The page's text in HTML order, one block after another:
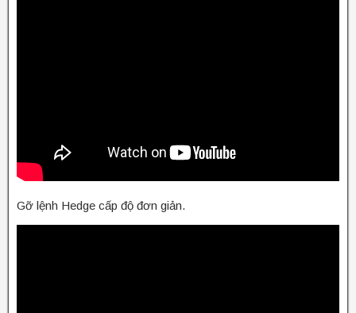
Gỡ lệnh Hedge cấp độ đơn giản.